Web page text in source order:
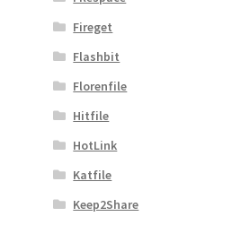
Fireget
Flashbit
Florenfile
Hitfile
HotLink
Katfile
Keep2Share